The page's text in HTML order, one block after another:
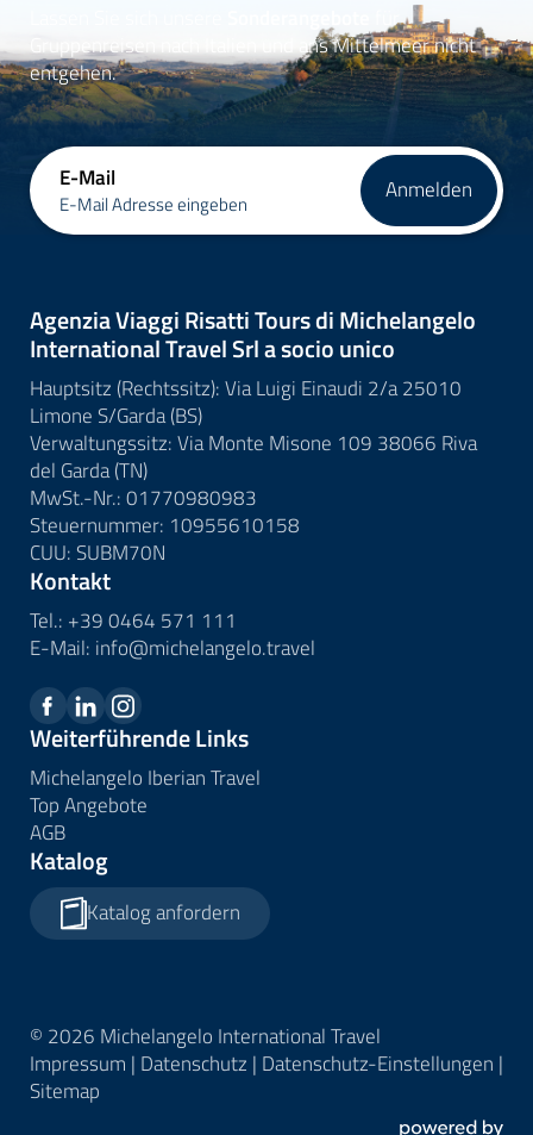
für
Gruppenreisen nach Italien und ans Mittelmeer nicht
entgehen.
E-Mail
E-Mail Adresse eingeben Anmelden
Agenzia Viaggi Risatti Tours di Michelangelo
International Travel Srl a socio unico
Hauptsitz (Rechtssitz): Via Luigi Einaudi 2/a 25010
Limone S/Garda (BS)
Verwaltungssitz: Via Monte Misone 109 38066 Riva
del Garda (TN)
MwSt.-Nr.: 01770980983
Steuernummer: 10955610158
CUU: SUBM70N
Kontakt
Tel.: +39 0464 571 111
E-Mail: info@michelangelo.travel
Weiterführende Links
Michelangelo Iberian Travel
Top Angebote
AGB
Katalog
Katalog anfordern
© 2026 Michelangelo International Travel
Impressum | Datenschutz | Datenschutz-Einstellungen |
Sitemap